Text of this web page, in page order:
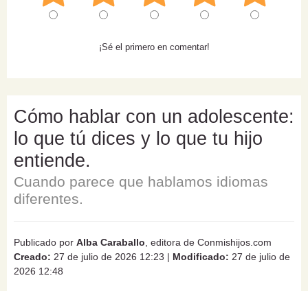
¡Sé el primero en comentar!
Cómo hablar con un adolescente:
lo que tú dices y lo que tu hijo
entiende.
Cuando parece que hablamos idiomas
diferentes.
Publicado por Alba Caraballo , editora de Conmishijos.com
Creado: 27 de julio de 2026 12:23 | Modificado: 27 de julio de
2026 12:48